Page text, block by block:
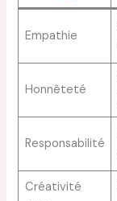
Empathie
Honnêteté
Responsabilité
Créativité